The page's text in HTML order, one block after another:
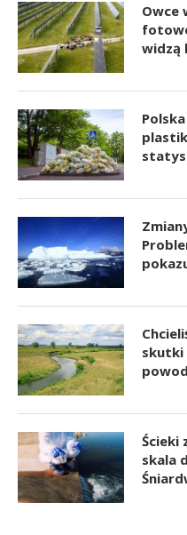
Owce
widzą
skutki
Ścieki
skala